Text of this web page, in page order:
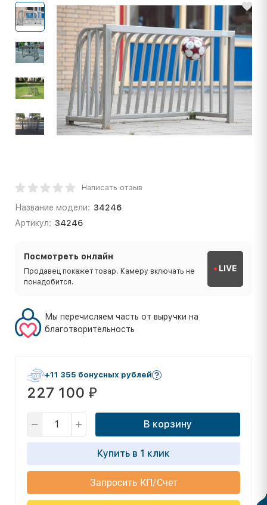
Написать отзыв
Название модели: 34246
Артикул: 34246
Посмотреть онлайн
Продавец покажет товар. Камеру включать не
понадобится.
LIVE
Мы перечисляем часть от выручки на
благотворительность
+11 355 бонусных рублей
227 100 ₽
В корзину
Купить в 1 клик
Запросить КП/Счет